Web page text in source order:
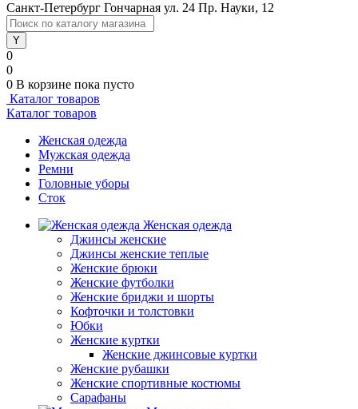
Санкт-Петербург Гончарная ул. 24 Пр. Науки, 12
0
0
0 В корзине пока пусто
Каталог товаров
Каталог товаров
Женская одежда
Мужская одежда
Ремни
Головные уборы
Сток
Женская одежда
Джинсы женские
Джинсы женские теплые
Женские брюки
Женские футболки
Женские бриджи и шорты
Кофточки и толстовки
Юбки
Женские куртки
Женские джинсовые куртки
Женские рубашки
Женские спортивные костюмы
Сарафаны